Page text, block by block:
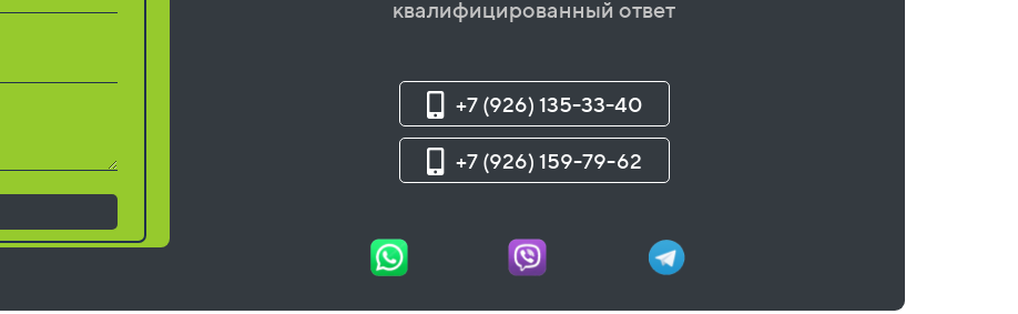
квалифицированный ответ
+7 (926) 135-33-40
+7 (926) 159-79-62